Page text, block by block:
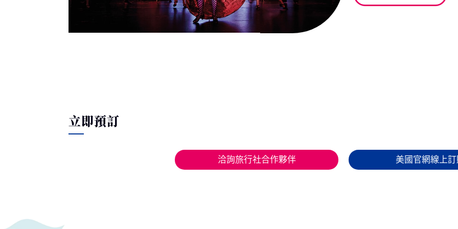
立即預訂
洽詢旅行社合作夥伴 美國官網線上